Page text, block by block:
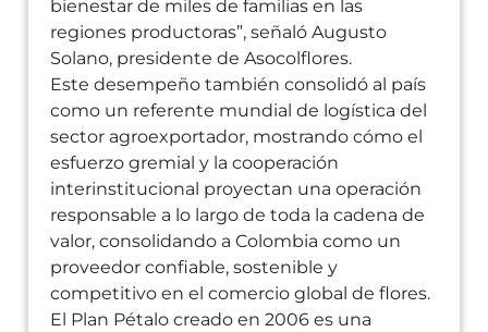
bienestar de miles de familias en las
regiones productoras”, señaló Augusto
Solano, presidente de Asocolflores.
Este desempeño también consolidó al país
como un referente mundial de logística del
sector agroexportador, mostrando cómo el
esfuerzo gremial y la cooperación
interinstitucional proyectan una operación
responsable a lo largo de toda la cadena de
valor, consolidando a Colombia como un
proveedor confiable, sostenible y
competitivo en el comercio global de flores.
El Plan Pétalo creado en 2006 es una